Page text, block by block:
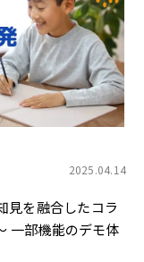
2025.04.14
見を融合したコラ
一部機能のデモ体